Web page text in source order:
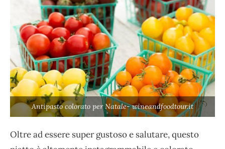
Antipasto colorato per Natale- wineandfoodtour.it
Oltre ad essere super gustoso e salutare, questo